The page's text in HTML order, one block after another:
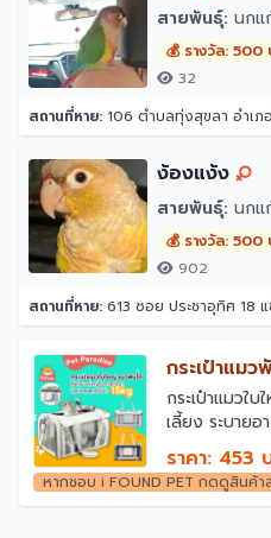
สายพันธุ์: นกแ
💰 รางวัล: 500
32
สถานที่หาย: 106 ตำบลทุ่งสุขลา อำเ
ง้องแง้ง
สายพันธุ์: นกแ
💰 รางวัล: 500
902
สถานที่หาย: 613 ซอย ประชาอุทิศ 18 แขวงห้
กระเป๋าแมว
￼กระเป๋าแมว
เลี้ยง ระบาย
สัตว์เลี้ยง สุนั
ราคา: 453
หากชอบ i FOUND PET กดดูสินค้า